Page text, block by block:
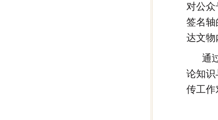
对公
签名轴
达文物
通
论知识
传工作